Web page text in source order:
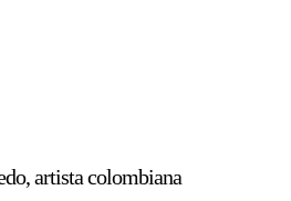
artista colombiana